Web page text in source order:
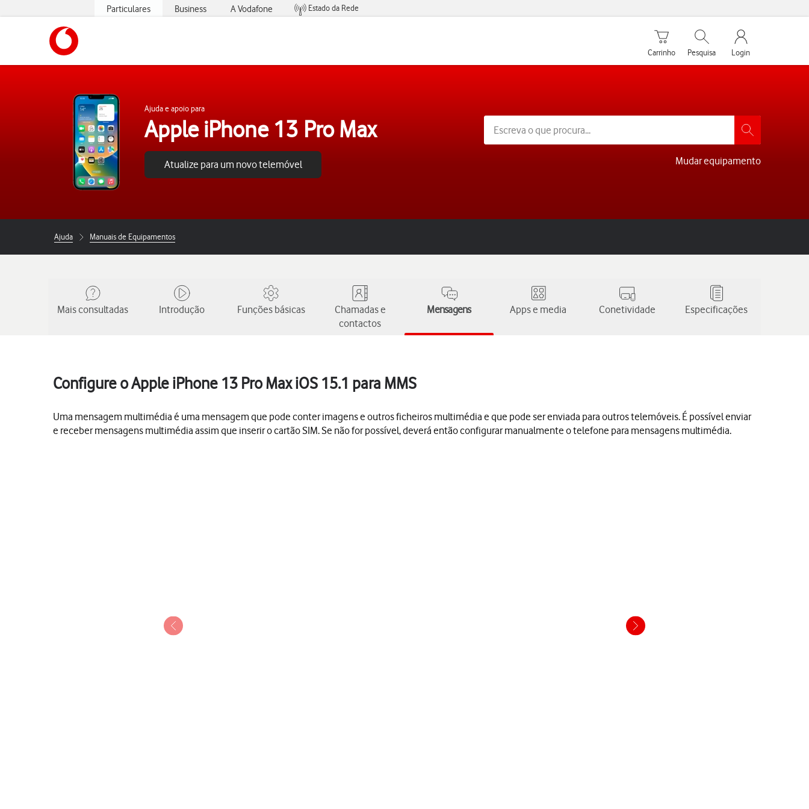
Particulares Business A Vodafone
Estado da Rede
Carrinho de compras
Carrinho
Pesquisar
Pesquisa
My Vodafone
Login
Ajuda e apoio para
Apple iPhone 13 Pro Max
Atualize para um novo telemóvel Mudar equipamento
Ajuda Manuais de Equipamentos
Mais consultadas Introdução Funções básicas
Chamadas e
contactos
Mensagens Apps e media Conetividade Especificações
Configure o Apple iPhone 13 Pro Max iOS 15.1 para MMS
Uma mensagem multimédia é uma mensagem que pode conter imagens e outros ficheiros multimédia e que pode ser enviada para outros telemóveis. É possível enviar
e receber mensagens multimédia assim que inserir o cartão SIM. Se não for possível, deverá então configurar manualmente o telefone para mensagens multimédia.